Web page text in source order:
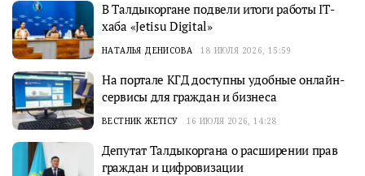
В Талдыкоргане подвели итоги работы IТ-
хаба «Jetisu Digital»
НАТАЛЬЯ ДЕНИСОВА 18 ИЮЛЯ 2026, 15:59
На портале КГД доступны удобные онлайн-
сервисы для граждан и бизнеса
ВЕСТНИК ЖЕТІСУ 16 ИЮЛЯ 2026, 14:28
Депутат Талдыкоргана о расширении прав
граждан и цифровизации